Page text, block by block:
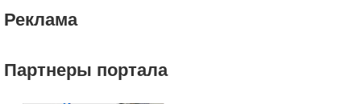
Реклама
Партнеры портала